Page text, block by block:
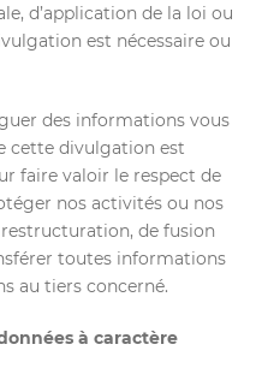
d’application de la loi ou
est nécessaire ou
des informations vous
cette divulgation est
faire valoir le respect de
nos activités ou nos
de fusion
toutes informations
au tiers concerné.
à caractère